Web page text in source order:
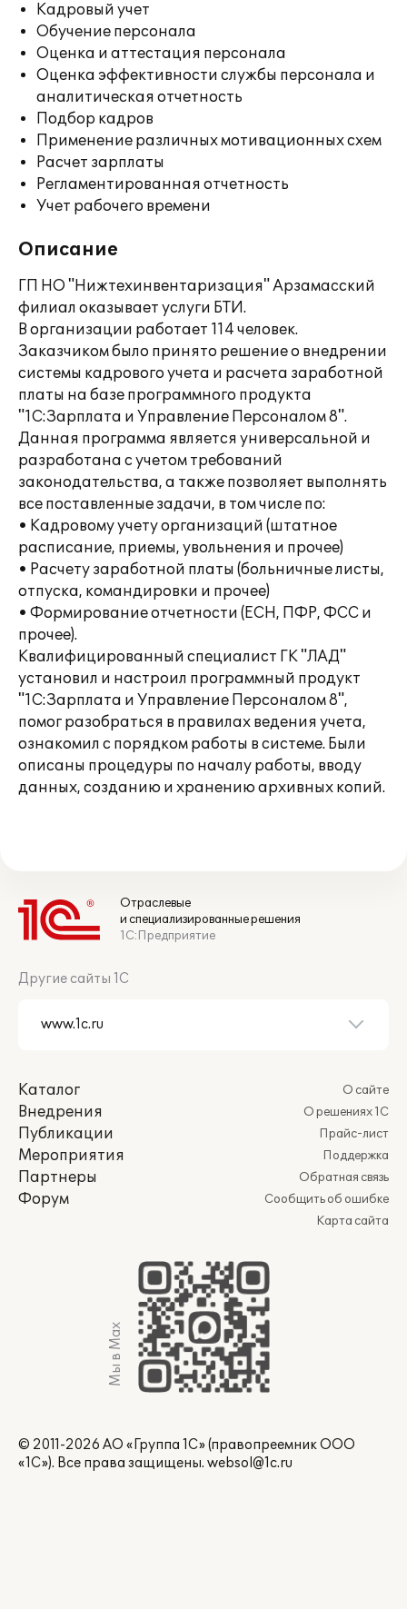
Кадровый учет
Обучение персонала
Оценка и аттестация персонала
Оценка эффективности службы персонала и
аналитическая отчетность
Подбор кадров
Применение различных мотивационных схем
Расчет зарплаты
Регламентированная отчетность
Учет рабочего времени
Описание
ГП НО "Нижтехинвентаризация" Арзамасский
филиал оказывает услуги БТИ.
В организации работает 114 человек.
Заказчиком было принято решение о внедрении
системы кадрового учета и расчета заработной
платы на базе программного продукта
"1С:Зарплата и Управление Персоналом 8".
Данная программа является универсальной и
разработана с учетом требований
законодательства, а также позволяет выполнять
все поставленные задачи, в том числе по:
• Кадровому учету организаций (штатное
расписание, приемы, увольнения и прочее)
• Расчету заработной платы (больничные листы,
отпуска, командировки и прочее)
• Формирование отчетности (ЕСН, ПФР, ФСС и
прочее).
Квалифицированный специалист ГК "ЛАД"
установил и настроил программный продукт
"1С:Зарплата и Управление Персоналом 8",
помог разобраться в правилах ведения учета,
ознакомил с порядком работы в системе. Были
описаны процедуры по началу работы, вводу
данных, созданию и хранению архивных копий.
Отраслевые
и специализированные решения
1С:Предприятие
Другие сайты 1С
Каталог
Внедрения
Публикации
Мероприятия
Партнеры
Форум
О сайте
О решениях 1С
Прайс-лист
Поддержка
Обратная связь
Сообщить об ошибке
Карта сайта
Мы в Max
© 2011-2026 АО «Группа 1С» (правопреемник ООО
«1С»). Все права защищены. websol@1c.ru